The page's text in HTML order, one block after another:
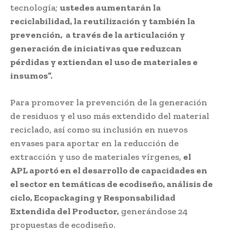
tecnología; ustedes aumentarán la
reciclabilidad, la reutilización y también la
prevención, a través de la articulación y
generación de iniciativas que reduzcan
pérdidas y extiendan el uso de materiales e
insumos”.
Para promover la prevención de la generación
de residuos y el uso más extendido del material
reciclado, así como su inclusión en nuevos
envases para aportar en la reducción de
extracción y uso de materiales vírgenes, el
APL aportó en el desarrollo de capacidades en
el sector en temáticas de ecodiseño, análisis de
ciclo, Ecopackaging y Responsabilidad
Extendida del Productor, generándose 24
propuestas de ecodiseño.